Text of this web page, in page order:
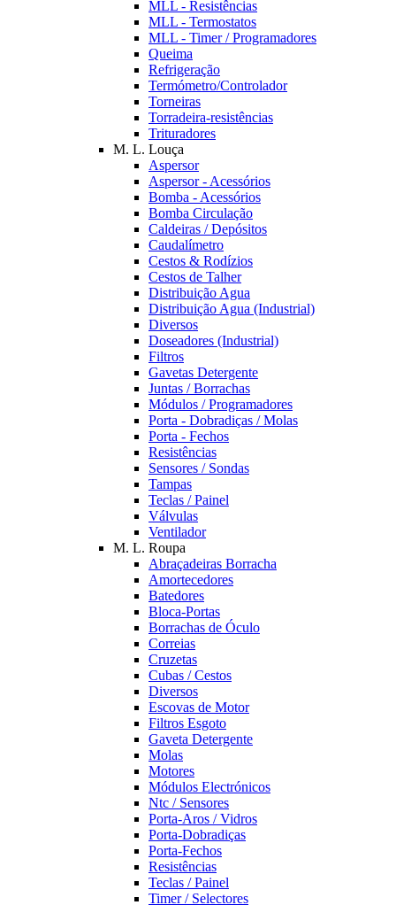
MLL - Resistências
MLL - Termostatos
MLL - Timer / Programadores
Queima
Refrigeração
Termómetro/Controlador
Torneiras
Torradeira-resistências
Trituradores
M. L. Louça
Aspersor
Aspersor - Acessórios
Bomba - Acessórios
Bomba Circulação
Caldeiras / Depósitos
Caudalímetro
Cestos & Rodízios
Cestos de Talher
Distribuição Agua
Distribuição Agua (Industrial)
Diversos
Doseadores (Industrial)
Filtros
Gavetas Detergente
Juntas / Borrachas
Módulos / Programadores
Porta - Dobradiças / Molas
Porta - Fechos
Resistências
Sensores / Sondas
Tampas
Teclas / Painel
Válvulas
Ventilador
M. L. Roupa
Abraçadeiras Borracha
Amortecedores
Batedores
Bloca-Portas
Borrachas de Óculo
Correias
Cruzetas
Cubas / Cestos
Diversos
Escovas de Motor
Filtros Esgoto
Gaveta Detergente
Molas
Motores
Módulos Electrónicos
Ntc / Sensores
Porta-Aros / Vidros
Porta-Dobradiças
Porta-Fechos
Resistências
Teclas / Painel
Timer / Selectores